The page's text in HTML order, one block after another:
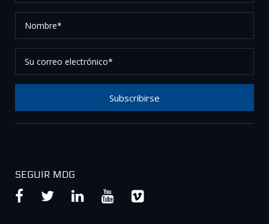
correo
electrónico*
Subscribirse
SEGUIR MDG